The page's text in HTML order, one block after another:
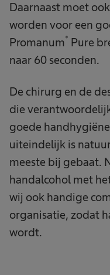
Daarnaast moet
worden voor een
Promanum® Pure
naar 60 seconden.
De chirurg en de
die
goede
uiteindelijk is
meeste bij gebaat.
handalcohol met
wij ook handige
organisatie, zodat
wordt.